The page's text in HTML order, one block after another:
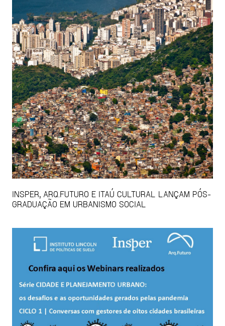
INSPER, ARQ.FUTURO E ITAÚ CULTURAL LANÇAM PÓS-
GRADUAÇÃO EM URBANISMO SOCIAL